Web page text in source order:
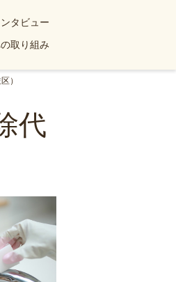
タビュー
取り組み
）
代